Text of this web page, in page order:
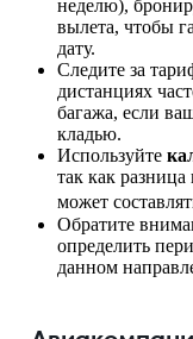
неделю),
вылета, чтобы
дату.
Следите за
дистанциях
багажа, если
кладью.
Используйте
так как
может
Обратите
определить
данном